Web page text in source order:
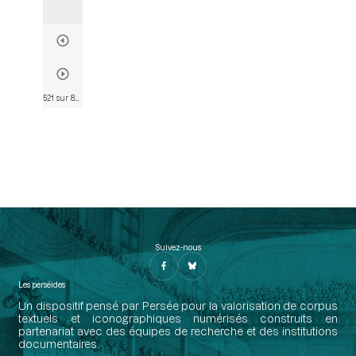
Suivez-nous
Les perséides
Un dispositif pensé par Persée pour la valorisation de corpus
textuels et iconographiques numérisés construits en
partenariat avec des équipes de recherche et des institutions
documentaires.